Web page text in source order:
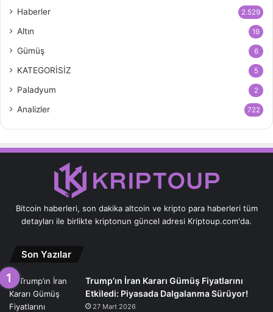
Haberler 2.529
Altın 19
Gümüş 6
KATEGORİSİZ 5
Paladyum 2
Analizler 722
Bitcoin haberleri, son dakika altcoin ve kripto para haberleri tüm
detayları ile birlikte kriptonun güncel adresi Kriptoup.com'da.
Son Yazılar
Trump’ın İran Kararı Gümüş Fiyatlarını
Etkiledi: Piyasada Dalgalanma Sürüyor!
27 Mart 2026